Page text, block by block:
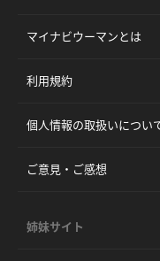
マイナビウーマンとは
利用規約
個人情報の取扱いについ
ご意見・ご感想
姉妹サイト